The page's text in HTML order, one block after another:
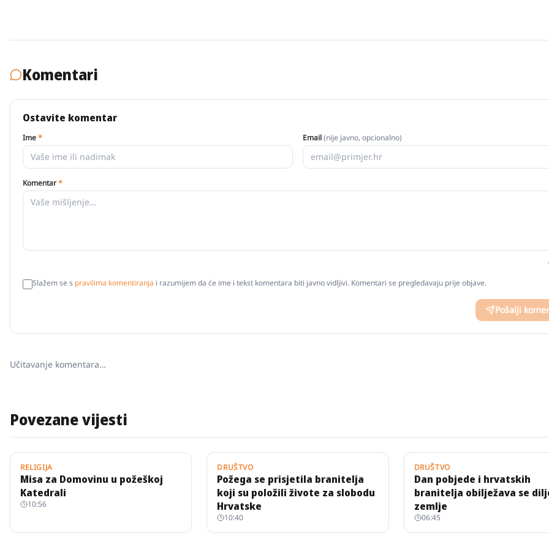
Komentari
Ostavite komentar
Ime* Email(nije javno, opcionalno)
Komentar*
Slažem se s pravilima komentiranja i razumijem da će ime i tekst komentara biti javno vidljivi. Komentari se pregledavaju prije objave.
Pošalji
Učitavanje komentara…
Povezane vijesti
RELIGIJA
Misa za Domovinu u požeškoj
Katedrali
10:56
DRUŠTVO
Požega se prisjetila branitelja
koji su položili živote za slobodu
Hrvatske
10:40
DRUŠTVO
Dan pobjede i hrvatskih
branitelja obilježava se
zemlje
06:45